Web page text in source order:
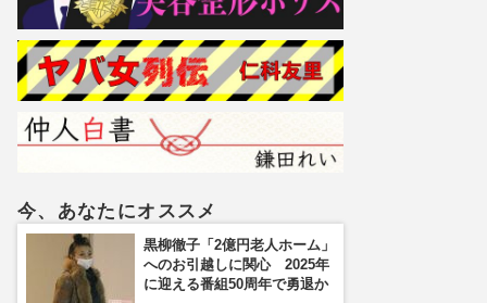
今、あなたにオススメ
黒柳徹子「2億円老人ホーム」
へのお引越しに関心 2025年
に迎える番組50周年で勇退か